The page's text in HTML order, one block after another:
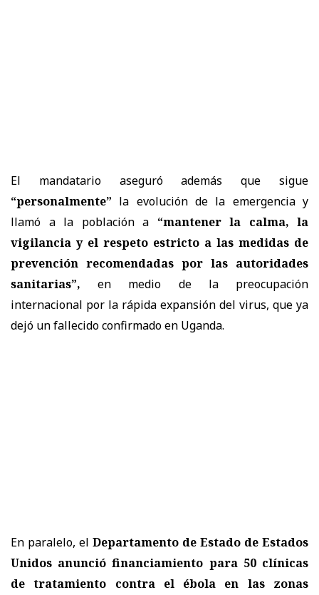
El mandatario aseguró además que sigue
“personalmente” la evolución de la emergencia y
llamó a la población a “mantener la calma, la
vigilancia y el respeto estricto a las medidas de
prevención recomendadas por las autoridades
sanitarias”, en medio de la preocupación
internacional por la rápida expansión del virus, que ya
dejó un fallecido confirmado en Uganda.
En paralelo, el Departamento de Estado de Estados
Unidos anunció financiamiento para 50 clínicas
de tratamiento contra el ébola en las zonas